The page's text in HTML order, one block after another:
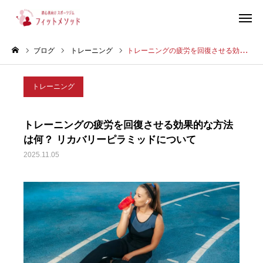
ブログ トレーニング トレーニングの疲労を回復させる効果的な方法は何？ リカバリーピラミッドについて
トレーニング
トレーニングの疲労を回復させる効果的な方法
は何？ リカバリーピラミッドについて
2025.11.05
見学・体験はこちらから（WEB完結30秒）
プラン・料金
お客様の声
ブログ
店舗情報